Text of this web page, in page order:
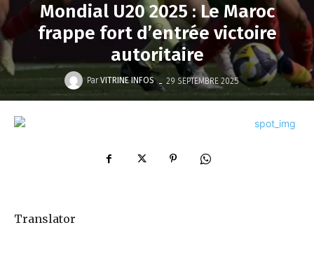
Mondial U20 2025 : Le Maroc
frappe fort d’entrée victoire
autoritaire
Par VITRINE INFOS - 29 SEPTEMBRE 2025
Translator